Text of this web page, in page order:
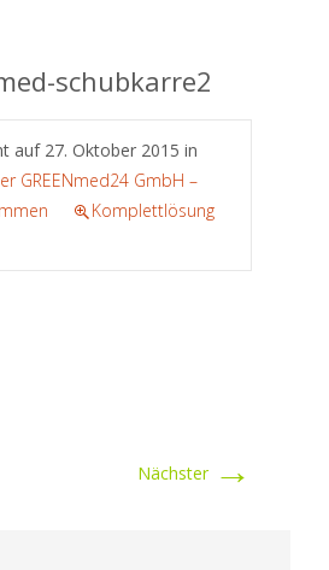
schubkarre2
auf 27. Oktober 2015 in
GREENmed24 GmbH –
Komplettlösung
Nächster →